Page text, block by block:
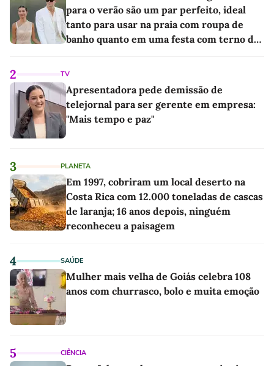
para o verão são um par perfeito, ideal
tanto para usar na praia com roupa de
banho quanto em uma festa com terno de
2 TV
Apresentadora pede demissão de
telejornal para ser gerente em empresa:
"Mais tempo e paz"
3 PLANETA
Em 1997, cobriram um local deserto na
Costa Rica com 12.000 toneladas de cascas
de laranja; 16 anos depois, ninguém
reconheceu a paisagem
4 SAÚDE
Mulher mais velha de Goiás celebra 108
anos com churrasco, bolo e muita emoção
5 CIÊNCIA